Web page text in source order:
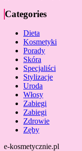
Categories
Dieta
Kosmetyki
Porady
Skóra
Specjaliści
Stylizacje
Uroda
Włosy
Zabiegi
Zabiegi
Zdrowie
Zęby
e-kosmetycznie.pl